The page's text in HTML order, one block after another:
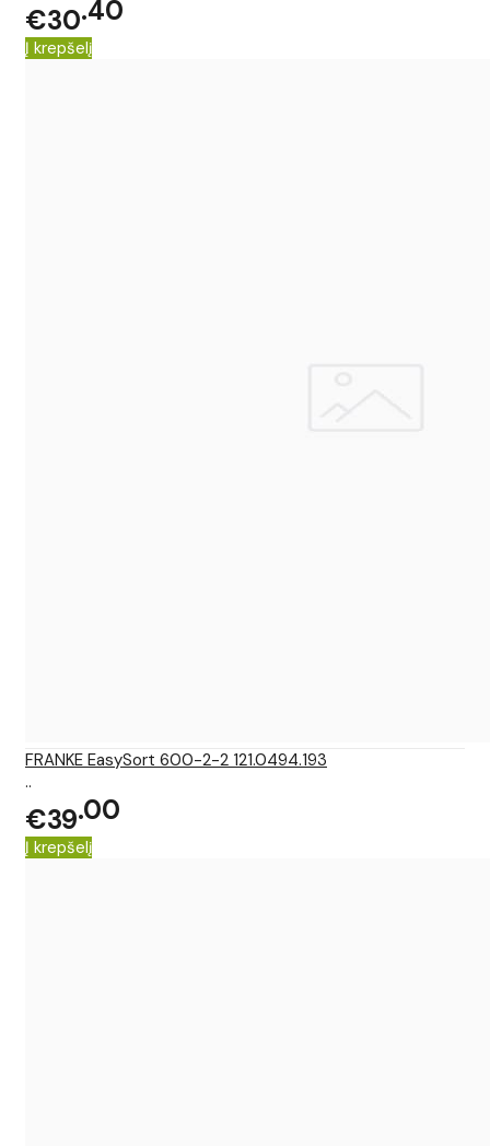
€30 40
Į krepšelį
FRANKE EasySort 600-2-2 121.0494.193
..
€39 00
Į krepšelį